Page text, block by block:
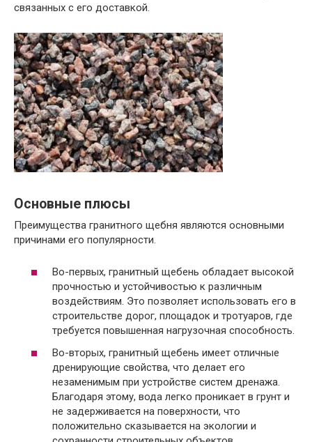
связанных с его доставкой.
Основные плюсы
Преимущества гранитного щебня являются основными
причинами его популярности.
Во-первых, гранитный щебень обладает высокой
прочностью и устойчивостью к различным
воздействиям. Это позволяет использовать его в
строительстве дорог, площадок и тротуаров, где
требуется повышенная нагрузочная способность.
Во-вторых, гранитный щебень имеет отличные
дренирующие свойства, что делает его
незаменимым при устройстве систем дренажа.
Благодаря этому, вода легко проникает в грунт и
не задерживается на поверхности, что
положительно сказывается на экологии и